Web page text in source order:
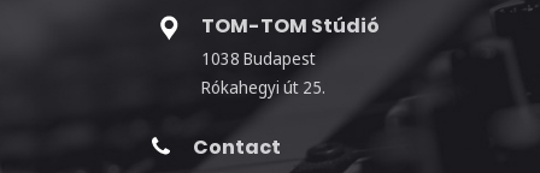
TOM-TOM Stúdió
1038 Budapest
Rókahegyi út 25.
Contact